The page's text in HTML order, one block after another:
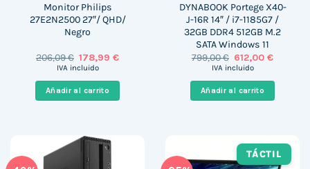
Monitor Philips
27E2N2500 27″/ QHD/
Negro
206,09€ El
precio
era:
206,09 €.
178,99€El
es:
IVA incluido
Añadir al carrito
DYNABOOK Portege X40-
J-16R 14″ / i7-1185G7 /
32GB DDR4 512GB M.2
SATA Windows 11
799,00€ El
precio
era:
799,00 €.
612,00€El
es:
IVA incluido
Añadir al carrito
TÁCTIL